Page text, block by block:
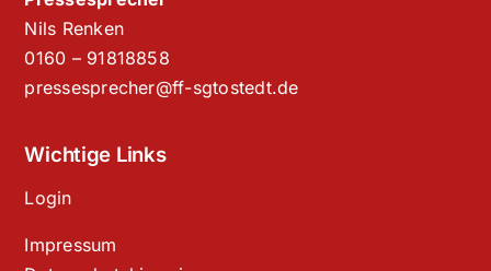
Nils Renken
‭0160 – 91818858‬
pressesprecher@ff-sgtostedt.de
Wichtige Links
Login
Impressum